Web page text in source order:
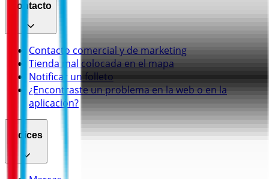
Contacto
Contacto comercial y de marketing
Tienda mal colocada en el mapa
Notificar un folleto
¿Encontraste un problema en la web o en la
aplicación?
Índices